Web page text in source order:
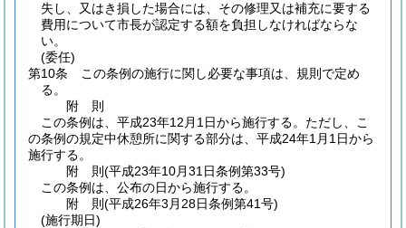
失し、又はき損した場合には、その修理又は補充に要する
費用について市長が認定する額を負担しなければならな
い。
(委任)
第10条
この条例の施行に関し必要な事項は、規則で定め
る。
附 則
この条例は、平成23年12月1日から施行する。 ただし、こ
の条例の規定中休憩所に関する部分は、平成24年1月1日から
施行する。
附 則(平成23年10月31日条例第33号)
この条例は、公布の日から施行する。
附 則(平成26年3月28日条例第41号)
(施行期日)